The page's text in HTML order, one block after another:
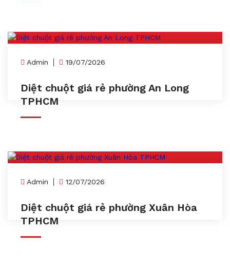
Admin 19/07/2026
Diệt chuột giá rẻ phường An Long
TPHCM
Admin 12/07/2026
Diệt chuột giá rẻ phường Xuân Hòa
TPHCM